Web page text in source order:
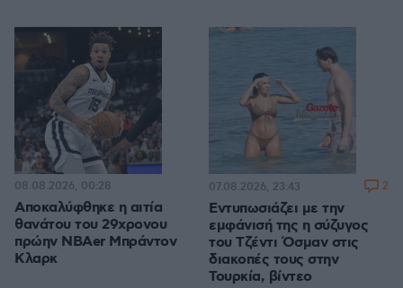
Αποκαλύφθηκε η αιτία
θανάτου του 29χρονου
πρώην NBAer Μπράντον
Κλαρκ
08.08.2026, 00:28
Εντυπωσιάζει με την
εμφάνισή της η σύζυγος
του Τζέντι Όσμαν στις
διακοπές τους στην
Τουρκία, βίντεο
07.08.2026, 23:43 2